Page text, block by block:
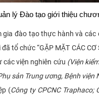
lý Đào tạo giới thiệu
đào tạo thực hành và
chức “GẶP MẶT CÁC CƠ
viện nghiên cứu (Viện
sản Trung ương, Bệnh
(Công ty CPCNC Traphaco;